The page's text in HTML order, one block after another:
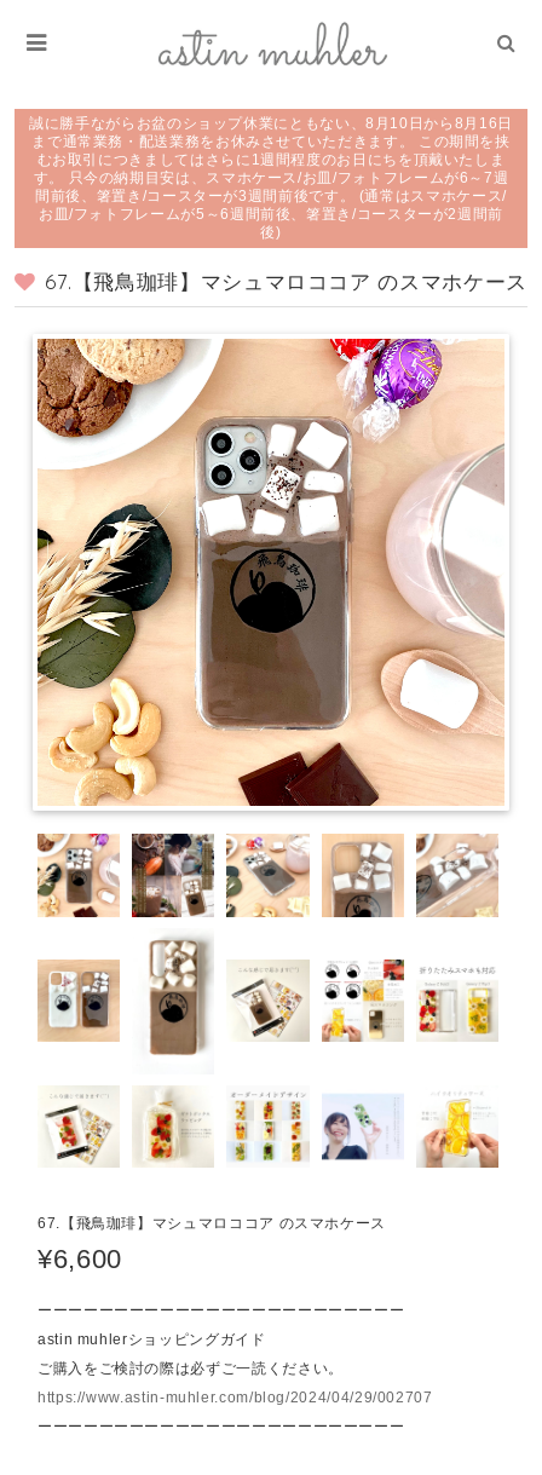
誠に勝手ながらお盆のショップ休業にともない、8月10日から8月16日
まで通常業務・配送業務をお休みさせていただきます。 この期間を挟
むお取引につきましてはさらに1週間程度のお日にちを頂戴いたしま
す。 只今の納期目安は、スマホケース/お皿/フォトフレームが6～7週
間前後、箸置き/コースターが3週間前後です。 (通常はスマホケース/
お皿/フォトフレームが5～6週間前後、箸置き/コースターが2週間前
後)
67.【飛鳥珈琲】マシュマロココア のスマホケース
67.【飛鳥珈琲】マシュマロココア のスマホケース
¥6,600
ーーーーーーーーーーーーーーーーーーーーーーーー
astin muhlerショッピングガイド
ご購入をご検討の際は必ずご一読ください。
https://www.astin-muhler.com/blog/2024/04/29/002707
ーーーーーーーーーーーーーーーーーーーーーーーー